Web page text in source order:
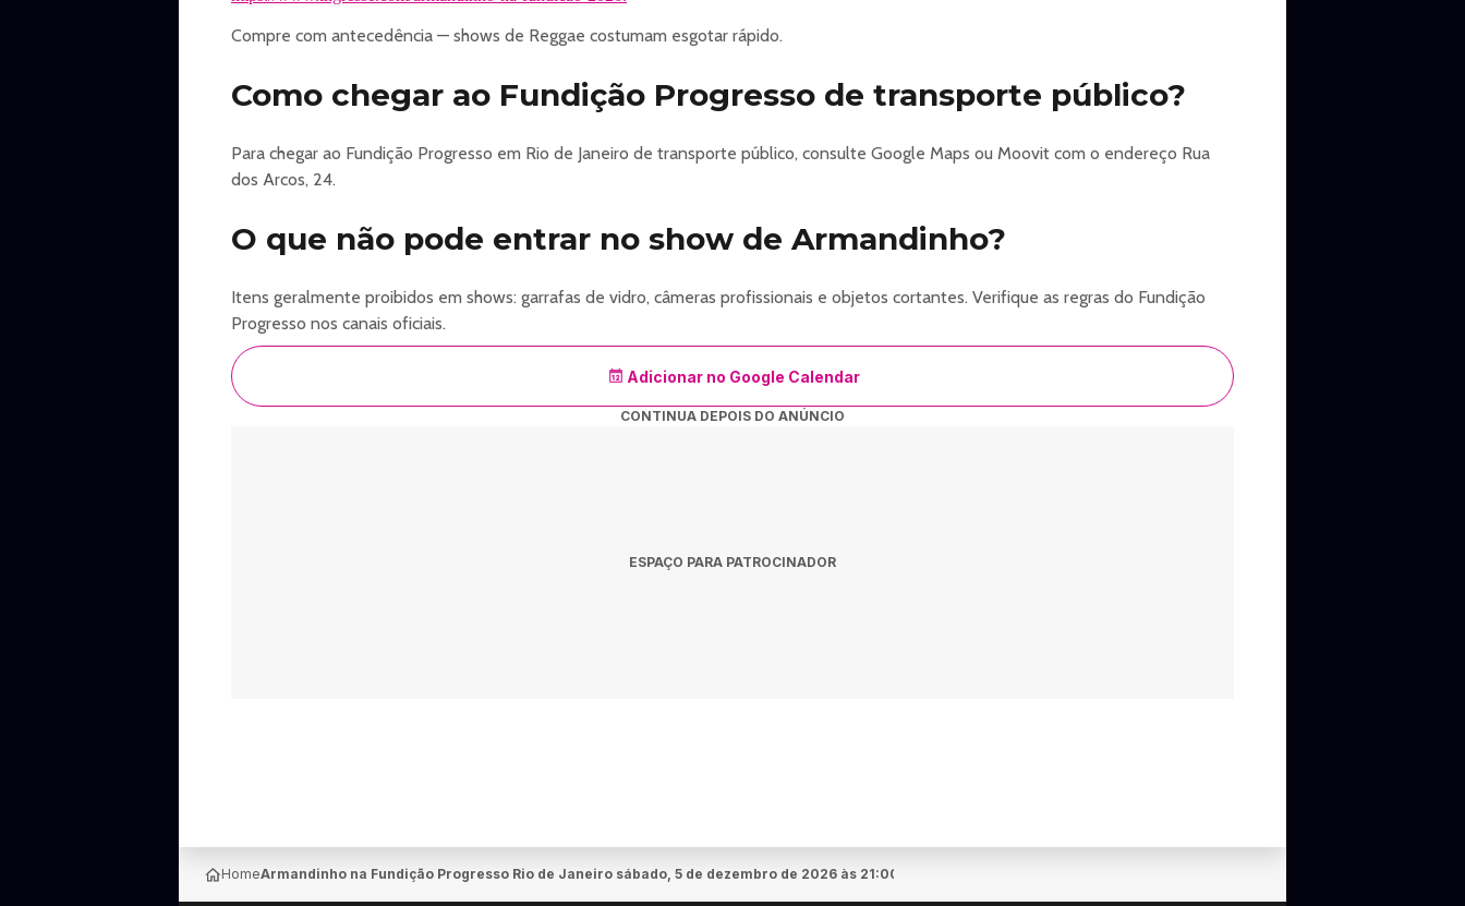
Compre com antecedência — shows de Reggae costumam esgotar rápido.
Como chegar ao Fundição Progresso de transporte público?
Para chegar ao Fundição Progresso em Rio de Janeiro de transporte público, consulte Google Maps ou Moovit com o endereço Rua
dos Arcos, 24.
O que não pode entrar no show de Armandinho?
Itens geralmente proibidos em shows: garrafas de vidro, câmeras profissionais e objetos cortantes. Verifique as regras do Fundição
Progresso nos canais oficiais.
Adicionar no Google Calendar
CONTINUA DEPOIS DO ANÚNCIO
ESPAÇO PARA PATROCINADOR
HomeArmandinho na Fundição Progresso Rio de Janeiro sábado, 5 de dezembro de 2026 às 21:00